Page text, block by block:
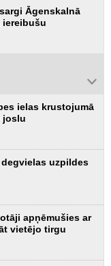
Āgenskalnā
iereibušu
ielas krustojumā
joslu
uzpildes
apņēmušies ar
vietējo tirgu